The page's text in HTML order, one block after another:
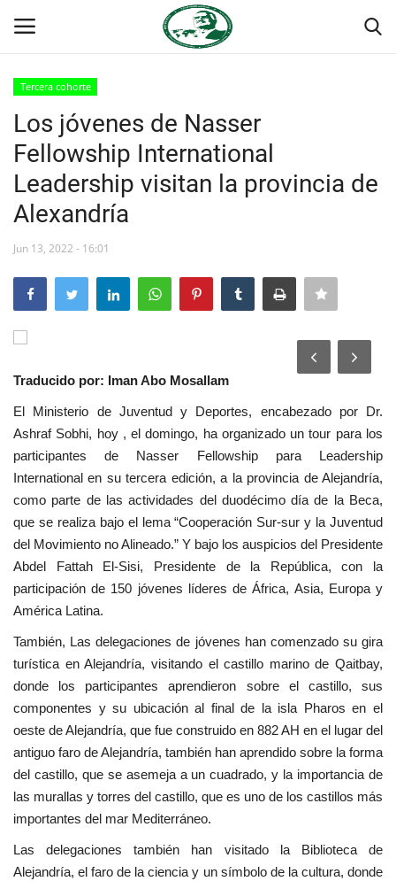
Inicio
Contacto
Foro Internacional Nasser
Egipto
Herencia de Jamal Abdel-Nasser
Movimiento Juvenil Nasser
Nasser Fellowship para Leadership
Internacional
Noticias
Nuestras Referencias
Documentos
Oportunidades
vídeos
Los colaboradores
Tercera cohorte
Los jóvenes de Nasser
Fellowship International
Leadership visitan la provincia de
Alexandría
Jun 13, 2022 - 16:01
Traducido por: Iman Abo Mosallam
El Ministerio de Juventud y Deportes, encabezado por Dr.
Ashraf Sobhi, hoy , el domingo, ha organizado un tour para los
participantes de Nasser Fellowship para Leadership
International en su tercera edición, a la provincia de Alejandría,
como parte de las actividades del duodécimo día de la Beca,
que se realiza bajo el lema “Cooperación Sur-sur y la Juventud
del Movimiento no Alineado.” Y bajo los auspicios del Presidente
Abdel Fattah El-Sisi, Presidente de la República, con la
participación de 150 jóvenes líderes de África, Asia, Europa y
América Latina.
También, Las delegaciones de jóvenes han comenzado su gira
turística en Alejandría, visitando el castillo marino de Qaitbay,
donde los participantes aprendieron sobre el castillo, sus
componentes y su ubicación al final de la isla Pharos en el
oeste de Alejandría, que fue construido en 882 AH en el lugar del
antiguo faro de Alejandría, también han aprendido sobre la forma
del castillo, que se asemeja a un cuadrado, y la importancia de
las murallas y torres del castillo, que es uno de los castillos más
importantes del mar Mediterráneo.
Las delegaciones también han visitado la Biblioteca de
Alejandría, el faro de la ciencia y un símbolo de la cultura, donde